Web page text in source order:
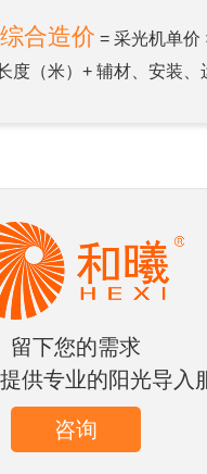
综合造价 = 采光机单价
度（米）+ 辅材、安装、
留下您的需求
供专业的阳光导入
咨询